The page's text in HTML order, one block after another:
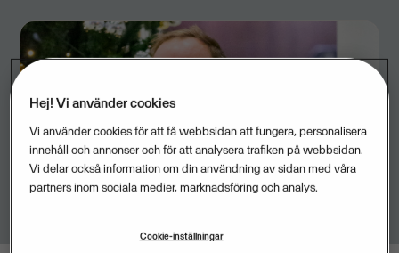
Hej! Vi använder cookies
Vi använder cookies för att få webbsidan att fungera, personalisera
innehåll och annonser och för att analysera trafiken på webbsidan.
Vi delar också information om din användning av sidan med våra
partners inom sociala medier, marknadsföring och analys.
Cookie-inställningar